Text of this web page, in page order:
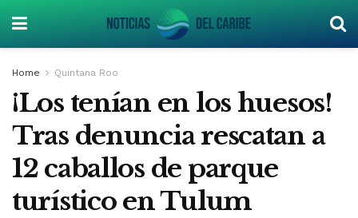
Home Quintana Roo
¡Los tenían en los huesos!
Tras denuncia rescatan a
12 caballos de parque
turístico en Tulum